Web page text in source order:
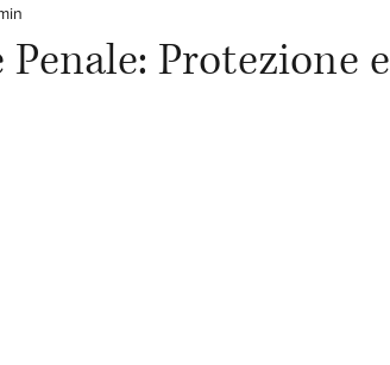
Protezione e